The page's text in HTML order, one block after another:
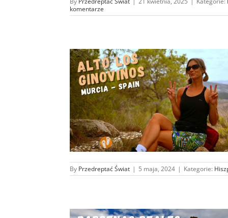
komentarze
By Przedreptać Świat | 5 maja, 2024 | Kategorie: